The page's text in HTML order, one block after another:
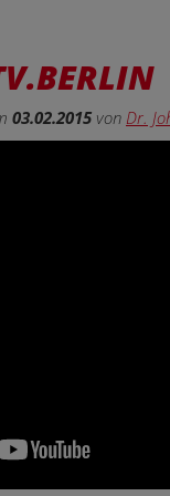
03.02.2015 von Dr.